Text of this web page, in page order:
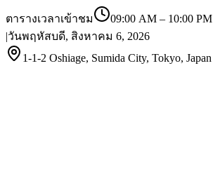
ตารางเวลาเข้าชม 09:00 AM – 10:00 PM
|วันพฤหัสบดี, สิงหาคม 6, 2026
1-1-2 Oshiage, Sumida City, Tokyo, Japan